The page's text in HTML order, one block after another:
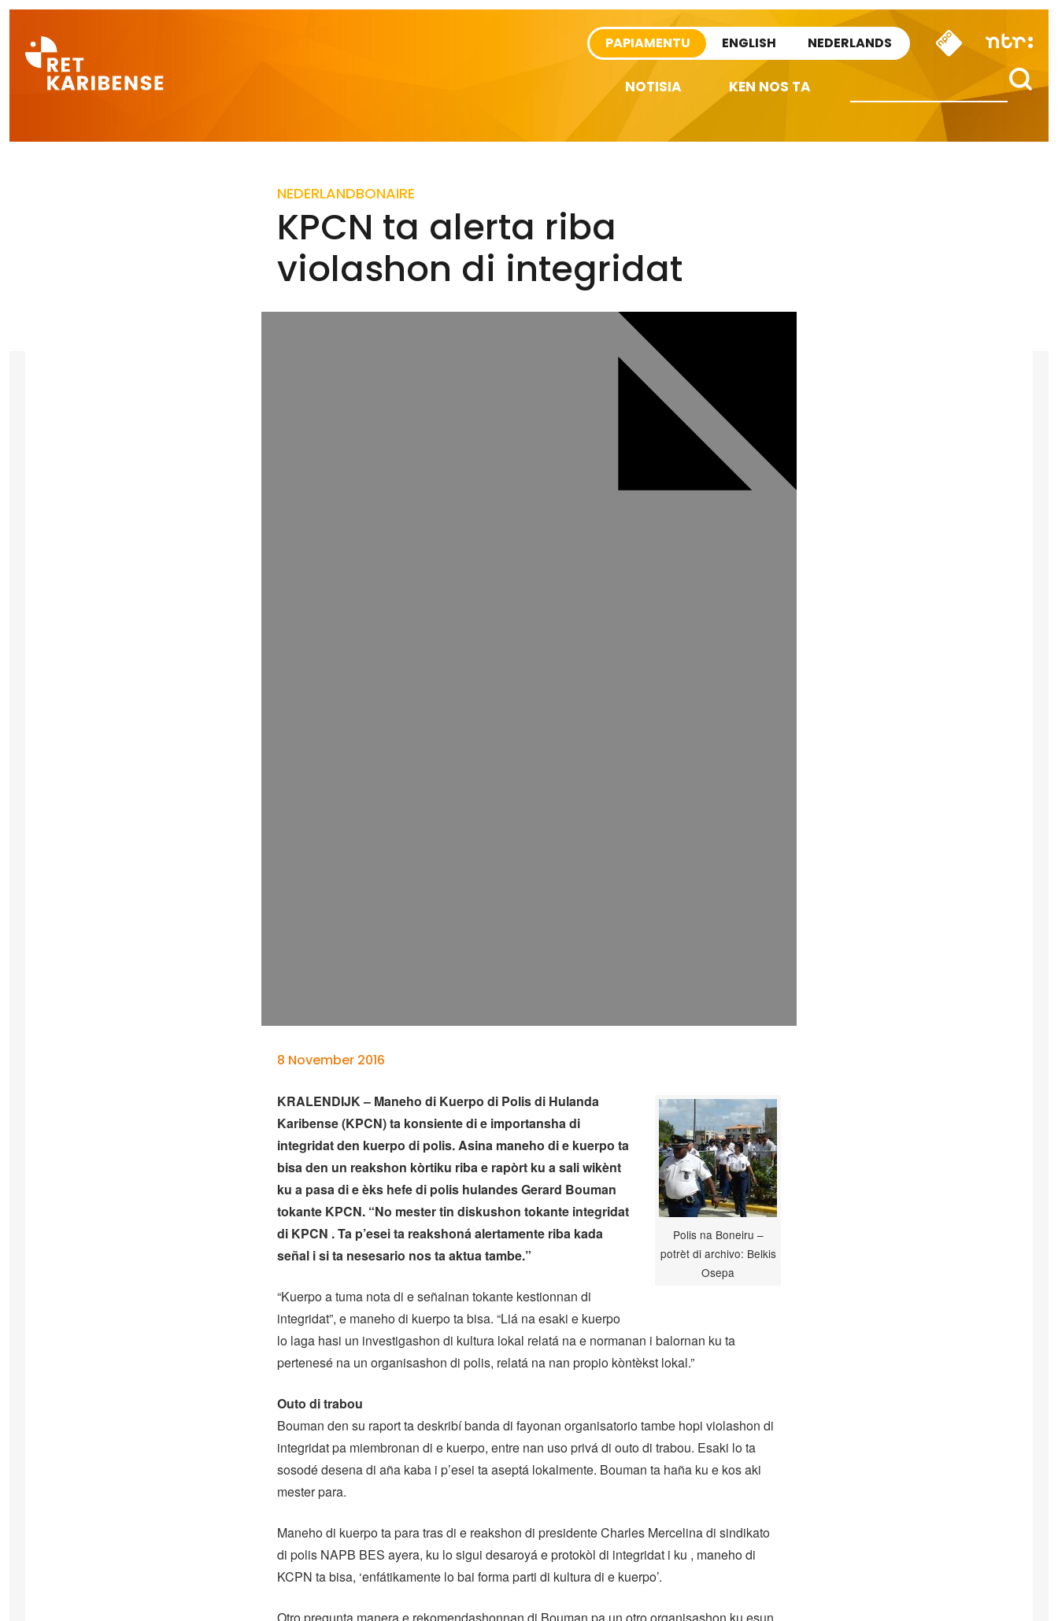
PAPIAMENTU ENGLISH NEDERLANDS
NOTISIA KEN NOS TA
NEDERLANDBONAIRE
KPCN ta alerta riba
violashon di integridat
8 November 2016
Polis na Boneiru –
potrèt di archivo: Belkis
Osepa
KRALENDIJK – Maneho di Kuerpo di Polis di Hulanda
Karibense (KPCN) ta konsiente di e importansha di
integridat den kuerpo di polis. Asina maneho di e kuerpo ta
bisa den un reakshon kòrtiku riba e rapòrt ku a sali wikènt
ku a pasa di e èks hefe di polis hulandes Gerard Bouman
tokante KPCN. “No mester tin diskushon tokante integridat
di KPCN . Ta p’esei ta reakshoná alertamente riba kada
señal i si ta nesesario nos ta aktua tambe.”
“Kuerpo a tuma nota di e señalnan tokante kestionnan di
integridat”, e maneho di kuerpo ta bisa. “Liá na esaki e kuerpo
lo laga hasi un investigashon di kultura lokal relatá na e normanan i balornan ku ta
pertenesé na un organisashon di polis, relatá na nan propio kòntèkst lokal.”
Outo di trabou
Bouman den su raport ta deskribí banda di fayonan organisatorio tambe hopi violashon di
integridat pa miembronan di e kuerpo, entre nan uso privá di outo di trabou. Esaki lo ta
sosodé desena di aña kaba i p’esei ta aseptá lokalmente. Bouman ta haña ku e kos aki
mester para.
Maneho di kuerpo ta para tras di e reakshon di presidente Charles Mercelina di sindikato
di polis NAPB BES ayera, ku lo sigui desaroyá e protokòl di integridat i ku , maneho di
KCPN ta bisa, ‘enfátikamente lo bai forma parti di kultura di e kuerpo’.
Otro pregunta manera e rekomendashonnan di Bouman pa un otro organisashon ku esun